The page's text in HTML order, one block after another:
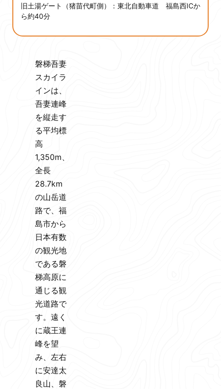
旧土湯ゲート（猪苗代町側）：東北自動車道 福島西ICか
ら約40分
磐梯吾妻
スカイラ
インは、
吾妻連峰
を縦走す
る平均標
高
1,350ⅿ、
全長
28.7km
の山岳道
路で、福
島市から
日本有数
の観光地
である磐
梯高原に
通じる観
光道路で
す。遠く
に蔵王連
峰を望
み、左右
に安達太
良山、磐